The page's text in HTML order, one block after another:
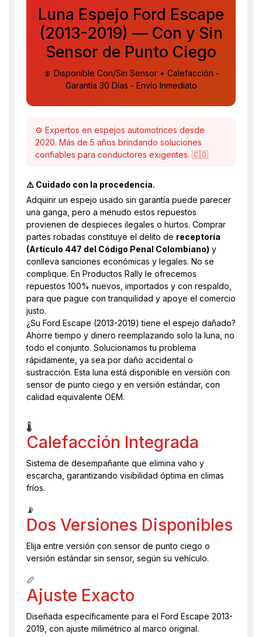
Luna Espejo Ford Escape
(2013-2019) — Con y Sin
Sensor de Punto Ciego
📡 Disponible Con/Sin Sensor + Calefacción -
Garantía 30 Días - Envío Inmediato
⚙️ Expertos en espejos automotrices desde
2020. Más de 5 años brindando soluciones
confiables para conductores exigentes. 🇨🇴
⚠️ Cuidado con la procedencia.
Adquirir un espejo usado sin garantía puede parecer
una ganga, pero a menudo estos repuestos
provienen de despieces ilegales o hurtos. Comprar
partes robadas constituye el delito de receptoría
(Artículo 447 del Código Penal Colombiano) y
conlleva sanciones económicas y legales. No se
complique. En Productos Rally le ofrecemos
repuestos 100% nuevos, importados y con respaldo,
para que pague con tranquilidad y apoye el comercio
justo.
¿Su Ford Escape (2013-2019) tiene el espejo dañado?
Ahorre tiempo y dinero reemplazando solo la luna, no
todo el conjunto. Solucionamos tu problema
rápidamente, ya sea por daño accidental o
sustracción. Esta luna está disponible en versión con
sensor de punto ciego y en versión estándar, con
calidad equivalente OEM.
🌡️
Calefacción Integrada
Sistema de desempañante que elimina vaho y
escarcha, garantizando visibilidad óptima en climas
fríos.
📡
Dos Versiones Disponibles
Elija entre versión con sensor de punto ciego o
versión estándar sin sensor, según su vehículo.
📏
Ajuste Exacto
Diseñada específicamente para el Ford Escape 2013-
2019, con ajuste milimétrico al marco original.